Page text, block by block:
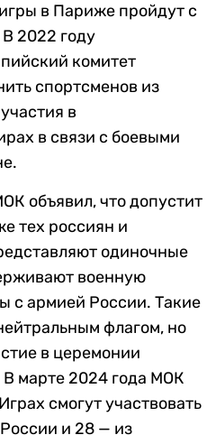
в Париже пройдут с
В 2022 году
комитет
спортсменов из
в
в связи с боевыми
объявил, что допустит
тех россиян и
одиночные
военную
с армией России. Такие
флагом, но
в церемонии
марте 2024 года МОК
смогут участвовать
и 28 — из